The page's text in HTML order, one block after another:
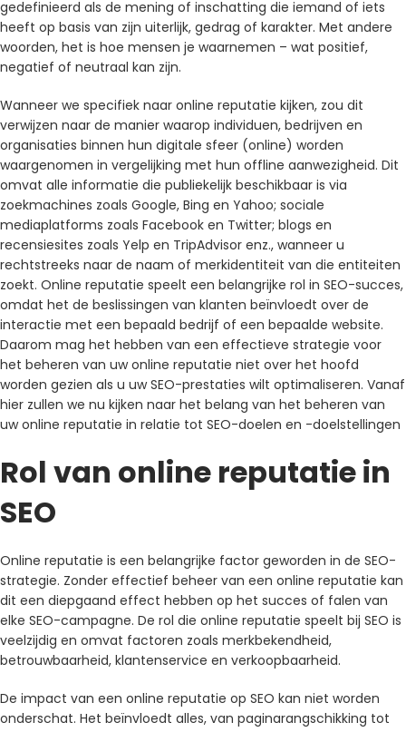
gedefinieerd als de mening of inschatting die iemand of iets
heeft op basis van zijn uiterlijk, gedrag of karakter. Met andere
woorden, het is hoe mensen je waarnemen – wat positief,
negatief of neutraal kan zijn.
Wanneer we specifiek naar online reputatie kijken, zou dit
verwijzen naar de manier waarop individuen, bedrijven en
organisaties binnen hun digitale sfeer (online) worden
waargenomen in vergelijking met hun offline aanwezigheid. Dit
omvat alle informatie die publiekelijk beschikbaar is via
zoekmachines zoals Google, Bing en Yahoo; sociale
mediaplatforms zoals Facebook en Twitter; blogs en
recensiesites zoals Yelp en TripAdvisor enz., wanneer u
rechtstreeks naar de naam of merkidentiteit van die entiteiten
zoekt. Online reputatie speelt een belangrijke rol in SEO-succes,
omdat het de beslissingen van klanten beïnvloedt over de
interactie met een bepaald bedrijf of een bepaalde website.
Daarom mag het hebben van een effectieve strategie voor
het beheren van uw online reputatie niet over het hoofd
worden gezien als u uw SEO-prestaties wilt optimaliseren. Vanaf
hier zullen we nu kijken naar het belang van het beheren van
uw online reputatie in relatie tot SEO-doelen en -doelstellingen
Rol van online reputatie in
SEO
Online reputatie is een belangrijke factor geworden in de SEO-
strategie. Zonder effectief beheer van een online reputatie kan
dit een diepgaand effect hebben op het succes of falen van
elke SEO-campagne. De rol die online reputatie speelt bij SEO is
veelzijdig en omvat factoren zoals merkbekendheid,
betrouwbaarheid, klantenservice en verkoopbaarheid.
De impact van een online reputatie op SEO kan niet worden
onderschat. Het beïnvloedt alles, van paginarangschikking tot